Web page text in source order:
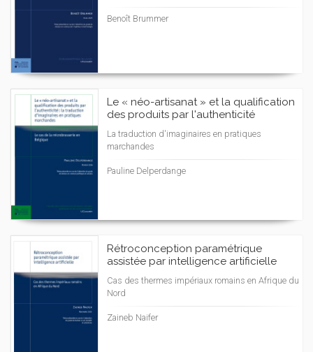
Benoît Brummer
Le « néo-artisanat » et la qualification
des produits par l'authenticité
La traduction d'imaginaires en pratiques
marchandes
Pauline Delperdange
Rétroconception paramétrique
assistée par intelligence artificielle
Cas des thermes impériaux romains en Afrique du
Nord
Zaineb Naifer